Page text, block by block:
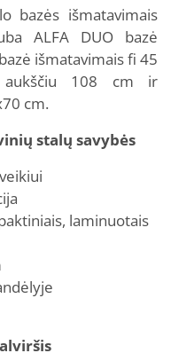
bazės išmatavimais
ALFA DUO bazė
išmatavimais fi 45
108 cm ir
cm.
stalų savybės
laminuotais